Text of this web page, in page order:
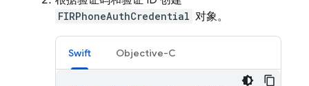
FIRPhoneAuthCredential 对象。
Swift Objective-C